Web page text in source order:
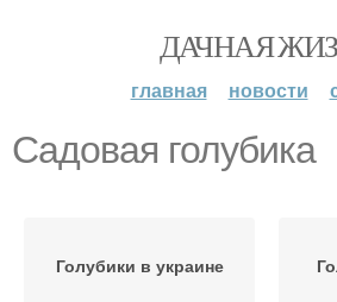
ДАЧНАЯ
главная новости
Садовая голубика
Голубики в украине